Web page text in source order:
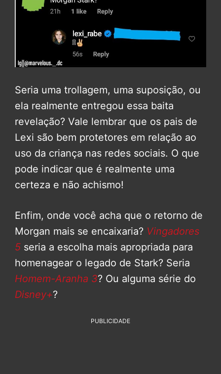
Seria uma trollagem, uma suposição, ou
ela realmente entregou essa baita
revelação? Vale lembrar que os pais de
Lexi são bem protetores em relação ao
uso da criança nas redes sociais. O que
pode indicar que é realmente uma
certeza e não achismo!
Enfim, onde você acha que o retorno de
Morgan mais se encaixaria? Vingadores
5 seria a escolha mais apropriada para
homenagear o legado de Stark? Seria
Homem-Aranha 3? Ou alguma série do
Disney+?
PUBLICIDADE